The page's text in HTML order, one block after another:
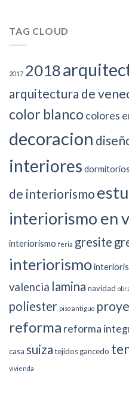
TAG CLOUD
2017 2018
arquitectura de
color blanco colores
decoracion
interiores
de interiorismo
interiorismo en
interiorismo feria gresite
interiorismo
valencia lamina navidad
poliester piso antiguo
reforma reforma
casa suiza tejidos gancedo
vivienda